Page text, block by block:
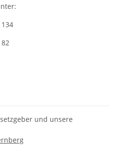
und unsere